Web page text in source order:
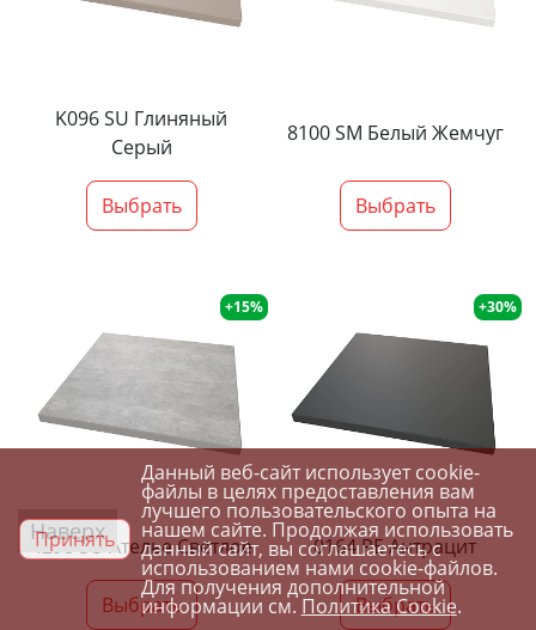
K096 SU Глиняный
Серый
Выбрать
8100 SM Белый Жемчуг
Выбрать
+15%
4298 SU Ателье Светлое
Выбрать
+30%
0164 PE Антрацит
Выбрать
Наверх
Принять
Данный веб-сайт использует cookie-
файлы в целях предоставления вам
лучшего пользовательского опыта на
нашем сайте. Продолжая использовать
данный сайт, вы соглашаетесь с
использованием нами cookie-файлов.
Для получения дополнительной
информации см.Политика Cookie.